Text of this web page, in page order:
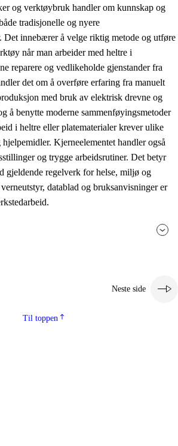
og verktøybruk handler om kunnskap og
tradisjonelle og nyere
Det innebærer å velge riktig metode og utføre
når man arbeider med heltre i
reparere og vedlikeholde gjenstander fra
det om å overføre erfaring fra manuelt
med bruk av elektrisk drevne og
å benytte moderne sammenføyingsmetoder
i heltre eller platematerialer krever ulike
Kjerneelementet handler også
og trygge arbeidsrutiner. Det betyr
gjeldende regelverk for helse, miljø og
datablad og bruksanvisninger er
Neste side
Til toppen